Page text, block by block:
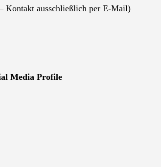
Kontakt ausschließlich per E-Mail)
Media Profile